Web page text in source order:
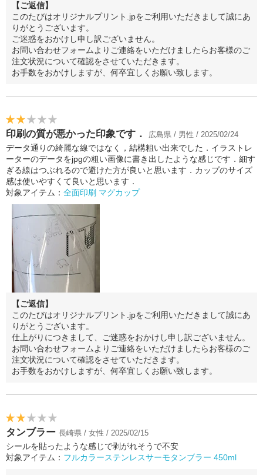
【ご返信】
このたびはオリジナルプリント.jpをご利用いただきまして誠にあ
りがとうございます。
ご迷惑をおかけし申し訳ございません。
お問い合わせフォームよりご連絡をいただけましたらお客様のご
注文状況について確認をさせていただきます。
お手数をおかけしますが、何卒宜しくお願い致します。
印刷の質が悪かった印象です． 広島県 / 男性 / 2025/02/24
データ通りの綺麗な線ではなく，結構粗い出来でした．イラストレ
ーターのデータをjpgの粗い画像に書き出したような感じです．細す
ぎる線はつぶれるので避けた方が良いと思います．カップのサイズ
感は使いやすくて良いと思います．
対象アイテム： 全面印刷 マグカップ
【ご返信】
このたびはオリジナルプリント.jpをご利用いただきまして誠にあ
りがとうございます。
仕上がりにつきまして、ご迷惑をおかけし申し訳ございません。
お問い合わせフォームよりご連絡をいただけましたらお客様のご
注文状況について確認をさせていただきます。
お手数をおかけしますが、何卒宜しくお願い致します。
タンブラー 長崎県 / 女性 / 2025/02/15
シールを貼ったような感じで剥がれそうで不安
対象アイテム： フルカラーステンレスサーモタンブラー 450ml